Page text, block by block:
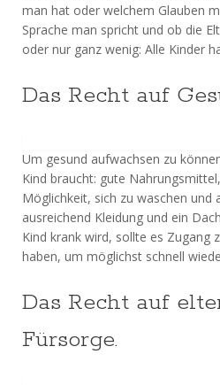
man hat oder welchem Glauben
Sprache man spricht und ob die
oder nur ganz wenig: Alle Kinder
Das Recht auf
Um gesund aufwachsen zu
Kind braucht: gute
Möglichkeit, sich zu waschen und
ausreichend Kleidung und ein
Kind krank wird, sollte es Zugang
haben, um möglichst schnell
Das Recht auf
Fürsorge.